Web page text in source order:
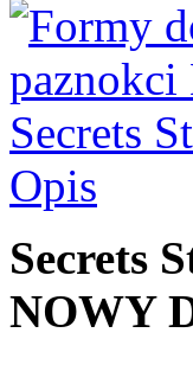
Opis
Secrets
NOWY